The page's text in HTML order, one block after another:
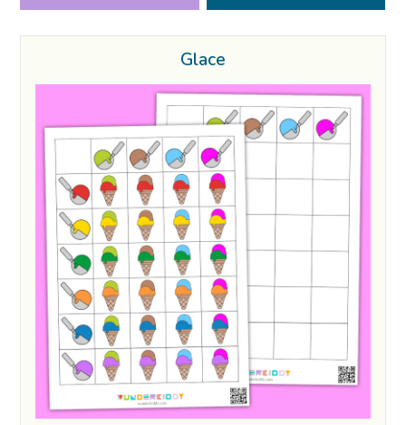
Glace